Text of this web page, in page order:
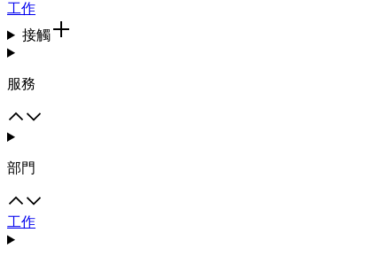
工作
接觸
服務
部門
工作